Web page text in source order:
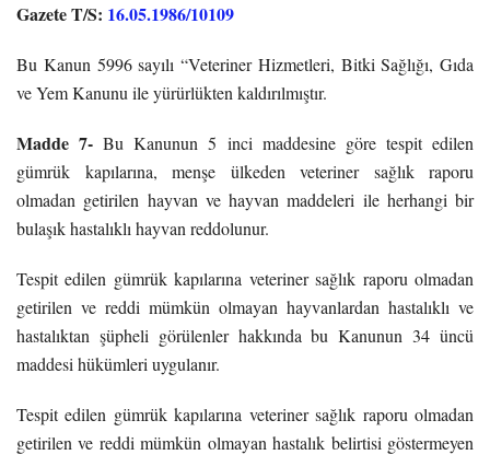
Gazete T/S: 16.05.1986/10109
Bu Kanun 5996 sayılı “Veteriner Hizmetleri, Bitki Sağlığı, Gıda
ve Yem Kanunu ile yürürlükten kaldırılmıştır.
Madde 7-Bu Kanunun 5 inci maddesine göre tespit edilen
gümrük kapılarına, menşe ülkeden veteriner sağlık raporu
olmadan getirilen hayvan ve hayvan maddeleri ile herhangi bir
bulaşık hastalıklı hayvan reddolunur.
Tespit edilen gümrük kapılarına veteriner sağlık raporu olmadan
getirilen ve reddi mümkün olmayan hayvanlardan hastalıklı ve
hastalıktan şüpheli görülenler hakkında bu Kanunun 34 üncü
maddesi hükümleri uygulanır.
Tespit edilen gümrük kapılarına veteriner sağlık raporu olmadan
getirilen ve reddi mümkün olmayan hastalık belirtisi göstermeyen